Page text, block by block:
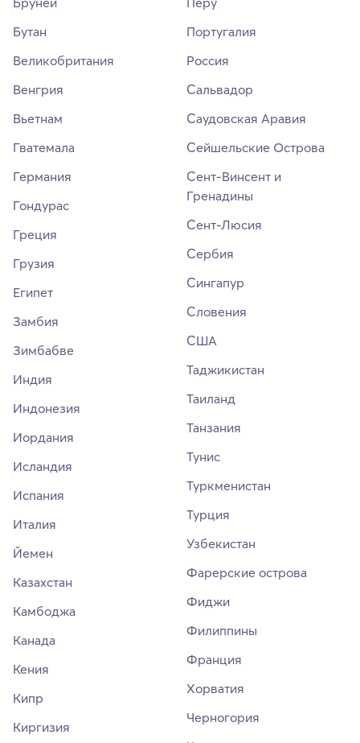
Бутан
Великобритания
Венгрия
Вьетнам
Гватемала
Германия
Гондурас
Греция
Грузия
Египет
Замбия
Зимбабве
Индия
Индонезия
Иордания
Исландия
Испания
Италия
Йемен
Казахстан
Камбоджа
Канада
Кения
Кипр
Киргизия
Португалия
Россия
Сальвадор
Саудовская Аравия
Сейшельские Острова
Сент-Винсент и
Гренадины
Сент-Люсия
Сербия
Сингапур
Словения
США
Таджикистан
Таиланд
Танзания
Тунис
Туркменистан
Турция
Узбекистан
Фарерские острова
Фиджи
Филиппины
Франция
Хорватия
Черногория